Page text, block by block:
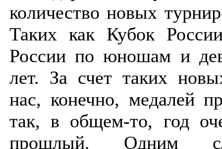
количество новых
Таких как Кубок
России по юношам и
лет. За счет таких
нас, конечно, медалей
так, в общем-то, год
прошлый. Одним